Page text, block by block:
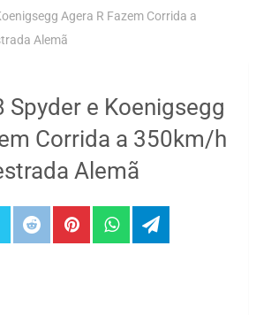
Agera R Fazem Corrida a
Alemã
Spyder e Koenigsegg
Corrida a 350km/h
Alemã